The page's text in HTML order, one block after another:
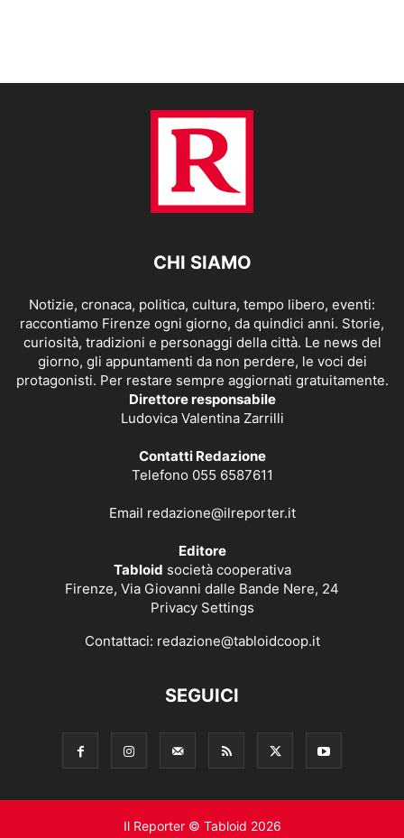
CHI SIAMO
Notizie, cronaca, politica, cultura, tempo libero, eventi:
raccontiamo Firenze ogni giorno, da quindici anni. Storie,
curiosità, tradizioni e personaggi della città. Le news del
giorno, gli appuntamenti da non perdere, le voci dei
protagonisti. Per restare sempre aggiornati gratuitamente.
Direttore responsabile
Ludovica Valentina Zarrilli
Contatti Redazione
Telefono 055 6587611
Email redazione@ilreporter.it
Editore
Tabloid società cooperativa
Firenze, Via Giovanni dalle Bande Nere, 24
Privacy Settings
Contattaci: redazione@tabloidcoop.it
SEGUICI
Il Reporter © Tabloid 2026